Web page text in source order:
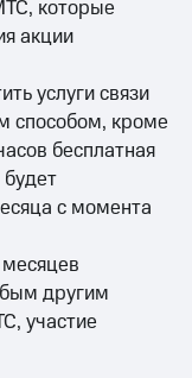
которые
акции
услуги связи
способом, кроме
бесплатная
с момента
другим
участие